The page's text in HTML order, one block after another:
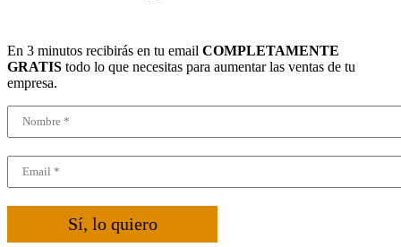
En 3 minutos recibirás en tu email COMPLETAMENTE
GRATIS todo lo que necesitas para aumentar las ventas de tu
empresa.
Sí, lo quiero